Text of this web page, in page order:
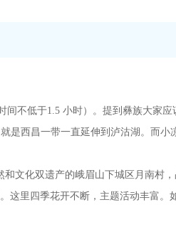
不低于1.5 小时）。提到彝族大家
是西昌一带一直延伸到泸沽湖。而
文化双遗产的峨眉山下城区月南村
这里四季花开不断，主题活动丰富